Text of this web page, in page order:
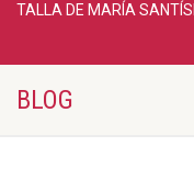
TALLA DE MARÍA
BLOG